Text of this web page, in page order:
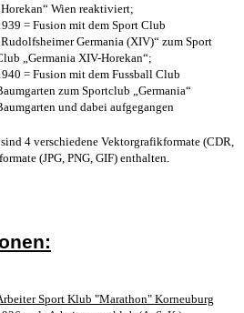
„Horekan“ Wien reaktiviert;
= Fusion mit dem Sport Club
„Rudolfsheimer Germania (XIV)“ zum Sport
„Germania XIV-Horekan“;
= Fusion mit dem Fussball Club
zum Sportclub „Germania“
und dabei aufgegangen
4 verschiedene Vektorgrafikformate (CDR,
(JPG, PNG, GIF) enthalten.
Sport Klub "Marathon" Korneuburg